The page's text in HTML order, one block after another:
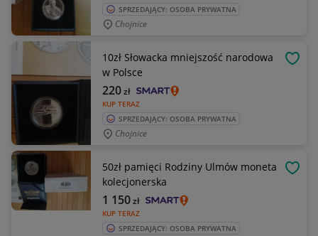
SPRZEDAJĄCY: OSOBA PRYWATNA
Chojnice
10zł Słowacka mniejszość narodowa
w Polsce
KUP TERAZ
220zł
SPRZEDAJĄCY: OSOBA PRYWATNA
Chojnice
50zł pamięci Rodziny Ulmów moneta
kolecjonerska
KUP TERAZ
1 150zł
SPRZEDAJĄCY: OSOBA PRYWATNA